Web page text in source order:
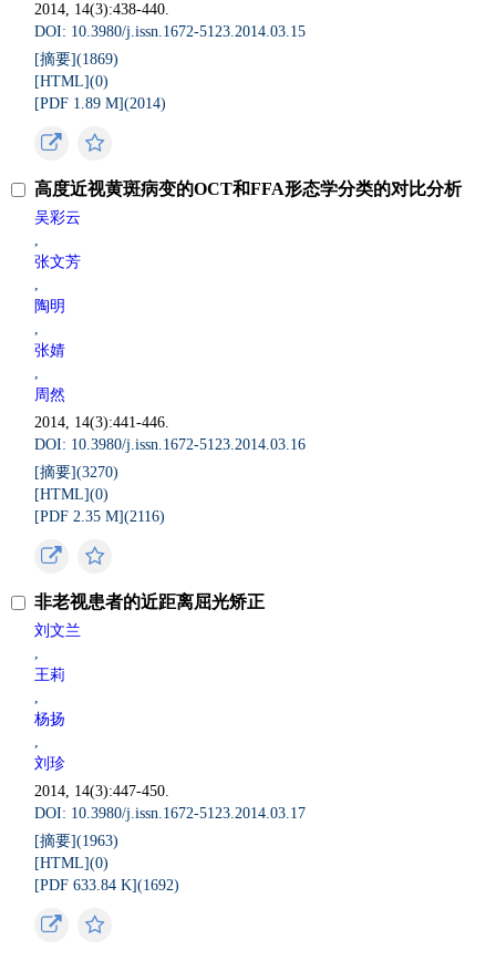
2014, 14(3):438-440.
DOI: 10.3980/j.issn.1672-5123.2014.03.15
[摘要](1869)
[HTML](0)
[PDF 1.89 M](2014)
高度近视黄斑病变的OCT和FFA形态学分类的对比分析
吴彩云
,
张文芳
,
陶明
,
张婧
,
周然
2014, 14(3):441-446.
DOI: 10.3980/j.issn.1672-5123.2014.03.16
[摘要](3270)
[HTML](0)
[PDF 2.35 M](2116)
非老视患者的近距离屈光矫正
刘文兰
,
王莉
,
杨扬
,
刘珍
2014, 14(3):447-450.
DOI: 10.3980/j.issn.1672-5123.2014.03.17
[摘要](1963)
[HTML](0)
[PDF 633.84 K](1692)